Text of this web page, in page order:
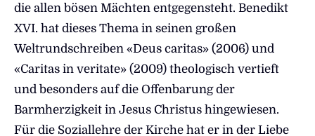
die allen bösen Mächten entgegensteht. Benedikt
XVI. hat dieses Thema in seinen großen
Weltrundschreiben «Deus caritas» (2006) und
«Caritas in veritate» (2009) theologisch vertieft
und besonders auf die Offenbarung der
Barmherzigkeit in Jesus Christus hingewiesen.
Für die Soziallehre der Kirche hat er in der Liebe